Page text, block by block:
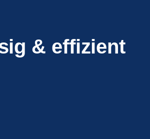
& effizient